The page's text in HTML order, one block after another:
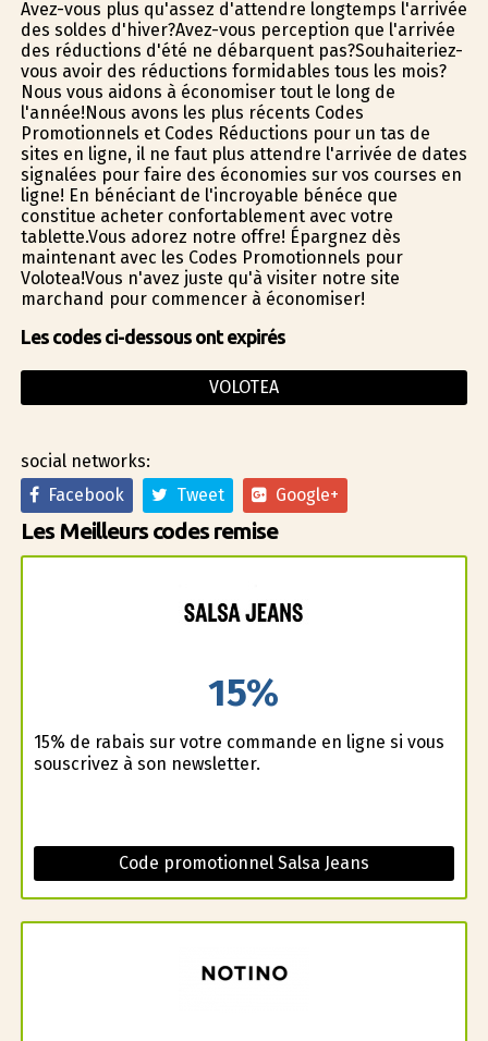
Avez-vous plus qu'assez d'attendre longtemps l'arrivée
des soldes d'hiver?Avez-vous perception que l'arrivée
des réductions d'été ne débarquent pas?Souhaiteriez-
vous avoir des réductions formidables tous les mois?
Nous vous aidons à économiser tout le long de
l'année!Nous avons les plus récents Codes
Promotionnels et Codes Réductions pour un tas de
sites en ligne, il ne faut plus attendre l'arrivée de dates
signalées pour faire des économies sur vos courses en
ligne! En bénéficiant de l'incroyable bénéfice que
constitue acheter confortablement avec votre
tablette.Vous adorez notre offre! Épargnez dès
maintenant avec les Codes Promotionnels pour
Volotea!Vous n'avez juste qu'à visiter notre site
marchand pour commencer à économiser!
Les codes ci-dessous ont expirés
VOLOTEA
social networks:
Facebook
Tweet Google+
Les Meilleurs codes remise
15%
15% de rabais sur votre commande en ligne si vous
souscrivez à son newsletter.
Code promotionnel Salsa Jeans